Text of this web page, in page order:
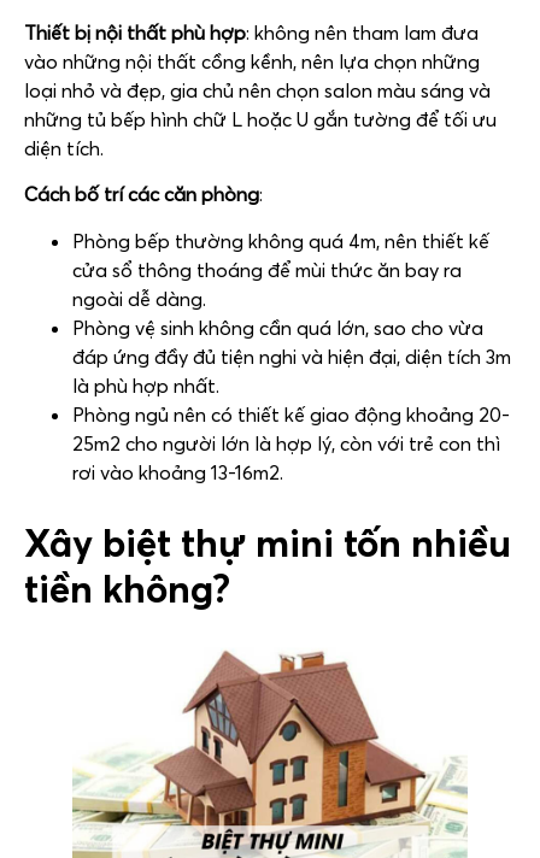
Thiết bị nội thất phù hợp: không nên tham lam đưa
vào những nội thất cồng kềnh, nên lựa chọn những
loại nhỏ và đẹp, gia chủ nên chọn salon màu sáng và
những tủ bếp hình chữ L hoặc U gắn tường để tối ưu
diện tích.
Cách bố trí các căn phòng:
Phòng bếp thường không quá 4m, nên thiết kế
cửa sổ thông thoáng để mùi thức ăn bay ra
ngoài dễ dàng.
Phòng vệ sinh không cần quá lớn, sao cho vừa
đáp ứng đầy đủ tiện nghi và hiện đại, diện tích 3m
là phù hợp nhất.
Phòng ngủ nên có thiết kế giao động khoảng 20-
25m2 cho người lớn là hợp lý, còn với trẻ con thì
rơi vào khoảng 13-16m2.
Xây biệt thự mini tốn nhiều
tiền không?